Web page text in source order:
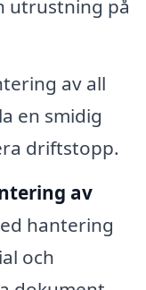
utrustning på
av all
en smidig
driftstopp.
av
hantering
och